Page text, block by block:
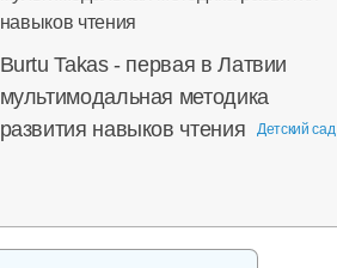
Burtu Takas - первая в Латвии
мультимодальная методика
развития навыков чтения
Детский сад